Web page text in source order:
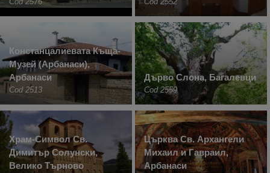
Констанцалиевата Къща-
Музей (Арбанаси),
Арбанаси
Cod 2513
Дърво Слона, Багалевци
Cod 2559
Храм-Символ Св.
Димитър Солунски,
Велико Търново
Църква Св. Архангели
Михаил и Гавраил,
Арбанаси